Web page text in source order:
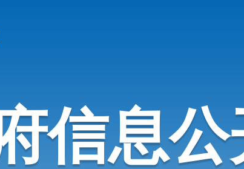
信息公